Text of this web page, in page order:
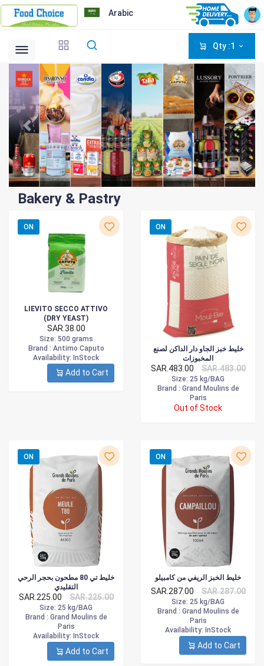
Arabic
Qty :1
Bakery & Pastry
ON
LIEVITO SECCO ATTIVO
(DRY YEAST)
SAR.38.00
Size: 500 grams
Brand : Antimo Caputo
Availability: InStock
Add to Cart
ON
خليط خبز الجاو دار الداكن لصنع
المخبوزات
SAR.483.00 SAR.483.00
Size: 25 kg/BAG
Brand : Grand Moulins de
Paris
Out of Stock
ON
خليط تي 80 مطحون بحجر الرحي
التقليدي
SAR.225.00 SAR.225.00
Size: 25 kg/BAG
Brand : Grand Moulins de
Paris
Availability: InStock
Add to Cart
ON
خليط الخبز الريفي من كامبيلو
SAR.287.00 SAR.287.00
Size: 25 kg/BAG
Brand : Grand Moulins de
Paris
Availability: InStock
Add to Cart